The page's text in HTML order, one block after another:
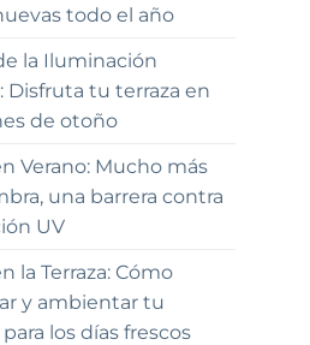
todo el año
la Iluminación
Disfruta tu terraza en
de otoño
Verano: Mucho más
una barrera contra
UV
la Terraza: Cómo
y ambientar tu
los días frescos